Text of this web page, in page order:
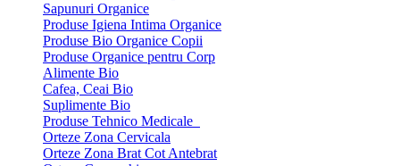
Sapunuri Organice
Produse Igiena Intima Organice
Produse Bio Organice Copii
Produse Organice pentru Corp
Alimente Bio
Cafea, Ceai Bio
Suplimente Bio
Produse Tehnico Medicale
Orteze Zona Cervicala
Orteze Zona Brat Cot Antebrat